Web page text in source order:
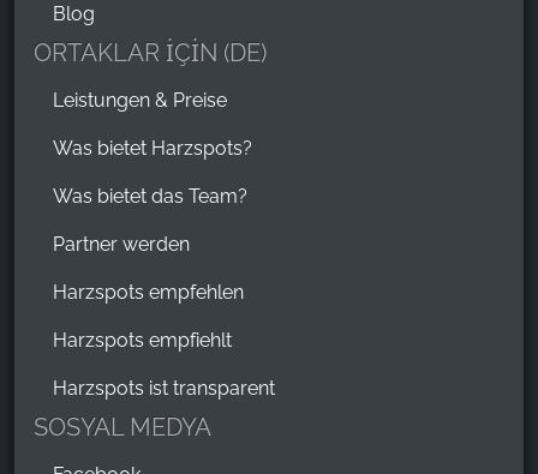
Blog
ORTAKLAR İÇİN (DE)
Leistungen & Preise
Was bietet Harzspots?
Was bietet das Team?
Partner werden
Harzspots empfehlen
Harzspots empfiehlt
Harzspots ist transparent
SOSYAL MEDYA